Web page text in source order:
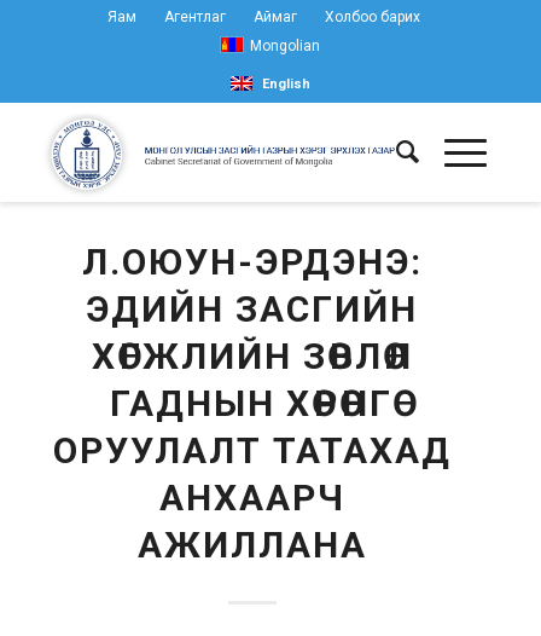
Яам Агентлаг Аймаг
Холбоо барих
Mongolian
English
Л.ОЮУН-ЭРДЭНЭ:
ЭДИЙН ЗАСГИЙН
ХӨГЖЛИЙН ЗӨВЛӨЛ
ГАДНЫН ХӨРӨНГӨ
ОРУУЛАЛТ ТАТАХАД
АНХААРЧ
АЖИЛЛАНА